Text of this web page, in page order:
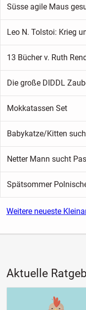
Süsse agile Maus
Die große DIDDL
Mokkatassen Set
Babykatze/Kitten
Netter Mann sucht
Spätsommer
Weitere neueste
Aktuelle